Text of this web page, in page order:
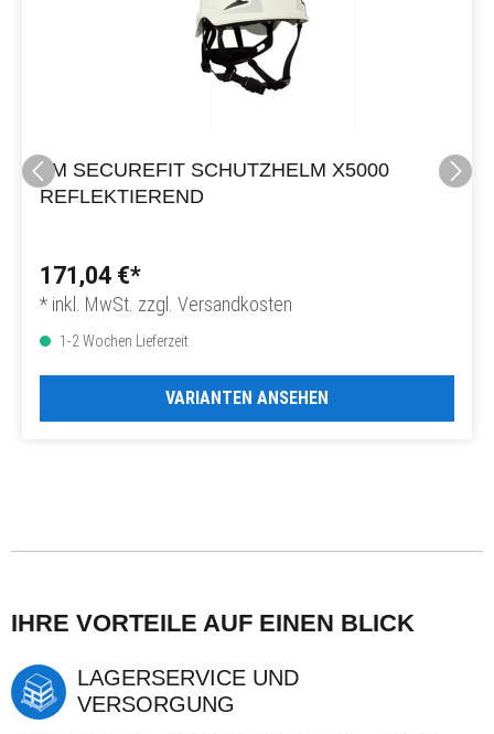
3M SECUREFIT SCHUTZHELM X5000
REFLEKTIEREND
171,04 €*
* inkl. MwSt. zzgl. Versandkosten
1-2 Wochen Lieferzeit
VARIANTEN ANSEHEN
IHRE VORTEILE AUF EINEN BLICK
LAGERSERVICE UND
VERSORGUNG